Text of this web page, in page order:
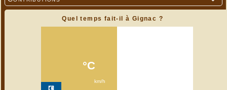
Quel temps fait-il à Gignac ?